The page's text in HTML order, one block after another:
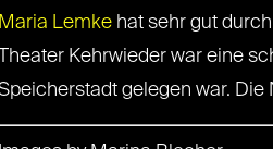
Maria Lemkehat sehr gut
Kehrwieder war eine
gelegen war.